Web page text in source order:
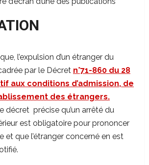
l’expulsion d’un étranger du
par le Décret n°71-860 du 28
aux conditions d’admission, de
des étrangers.
décret précise qu’un arrêté du
est obligatoire pour prononcer
et que l’étranger concerné en est